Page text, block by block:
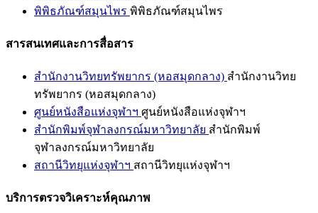
พิพิธภัณฑ์สมุนไพร พิพิธภัณฑ์สมุนไพร
สารสนเทศและการสื่อสาร
สำนักงานวิทยทรัพยากร (หอสมุดกลาง) สำนักงานวิทย
ทรัพยากร (หอสมุดกลาง)
ศูนย์หนังสือแห่งจุฬาฯ ศูนย์หนังสือแห่งจุฬาฯ
สำนักพิมพ์จุฬาลงกรณ์มหาวิทยาลัย สำนักพิมพ์
จุฬาลงกรณ์มหาวิทยาลัย
สถานีวิทยุแห่งจุฬาฯ สถานีวิทยุแห่งจุฬาฯ
บริการตรวจวิเคราะห์คุณภาพ